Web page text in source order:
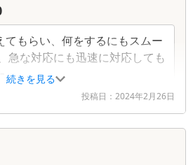
続きを見る
てもらい、何をするにもスムー
急な対応にも迅速に対応しても
。
投稿日： 2024年2月26日